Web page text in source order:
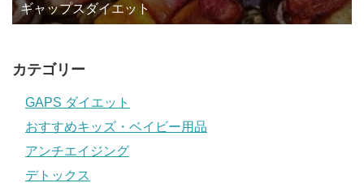
ギャップスダイエット
カテゴリー
GAPS ダイエット
おすすめキッズ・ベイビー用品
アンチエイジング
デトックス